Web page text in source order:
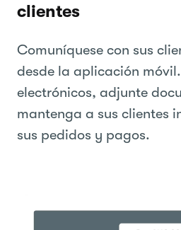
clientes
Comuníquese con sus
desde la aplicación
electrónicos, adjunte
mantenga a sus clientes
sus pedidos y pagos.